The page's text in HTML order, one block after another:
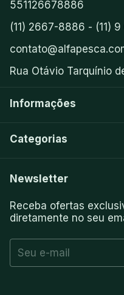
551126678886
(11) 2667-8886 - (11)
Rua Otávio Tarquínio
Informações
Categorias
Newsletter
Receba ofertas
diretamente no seu